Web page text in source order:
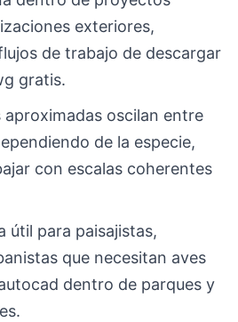
exteriores,
de trabajo de descargar
gratis.
aproximadas oscilan entre
de la especie,
con escalas coherentes
útil para paisajistas,
que necesitan aves
dentro de parques y